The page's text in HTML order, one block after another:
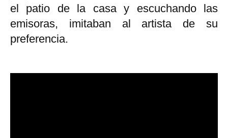
el patio de la casa y escuchando las
emisoras, imitaban al artista de su
preferencia.